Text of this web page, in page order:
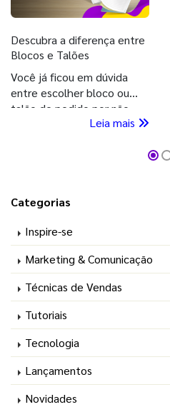
Descubra a diferença entre
Blocos e Talões
Você já ficou em dúvida
entre escolher bloco ou
talão de pedido por não
conhecer bem a diferença
Leia mais
Categorias
Inspire-se
Marketing & Comunicação
Técnicas de Vendas
Tutoriais
Tecnologia
Lançamentos
Novidades